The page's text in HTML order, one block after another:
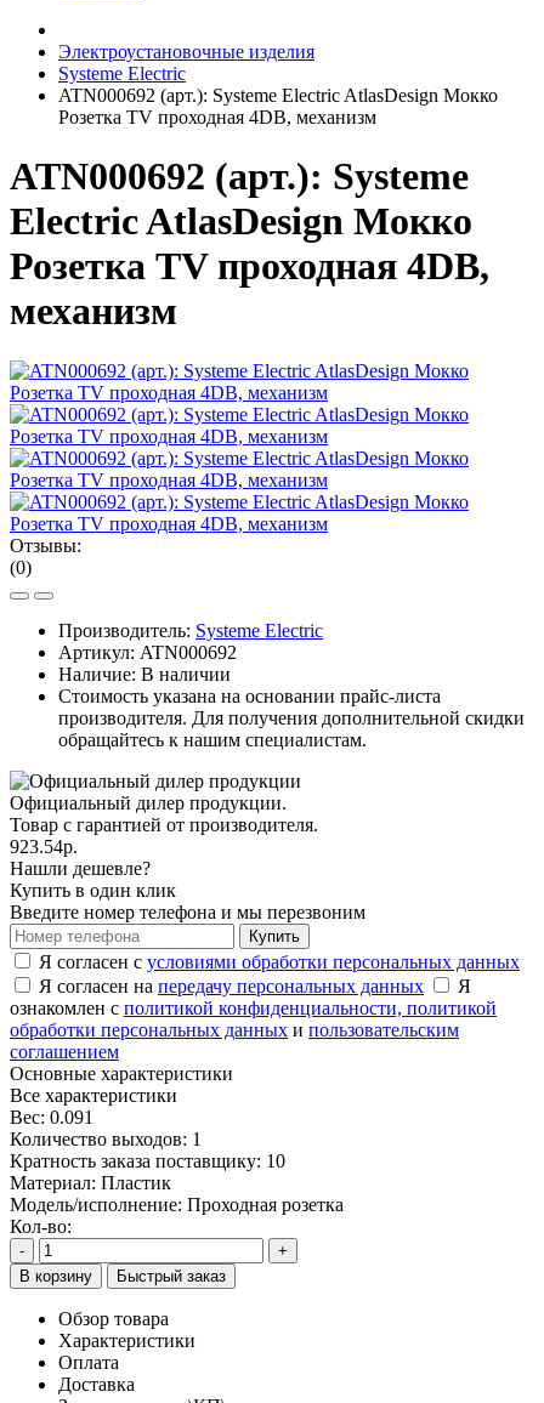
Электроустановочные изделия
Systeme Electric
ATN000692 (арт.): Systeme Electric AtlasDesign Мокко
Розетка TV проходная 4DB, механизм
ATN000692 (арт.): Systeme
Electric AtlasDesign Мокко
Розетка TV проходная 4DB,
механизм
Отзывы:
(0)
Производитель: Systeme Electric
Артикул: ATN000692
Наличие: В наличии
Стоимость указана на основании прайс-листа
производителя. Для получения дополнительной скидки
обращайтесь к нашим специалистам.
Официальный дилер продукции.
Товар с гарантией от производителя.
923.54р.
Нашли дешевле?
Купить в один клик
Введите номер телефона и мы перезвоним
Купить
Я согласен с условиями обработки персональных данных
Я согласен на передачу персональных данных
Я
ознакомлен с политикой конфиденциальности, политикой
обработки персональных данных и пользовательским
соглашением
Основные характеристики
Все характеристики
Вес: 0.091
Количество выходов: 1
Кратность заказа поставщику: 10
Материал: Пластик
Модель/исполнение: Проходная розетка
Кол-во:
-
+
В корзину
Быстрый заказ
Обзор товара
Характеристики
Оплата
Доставка